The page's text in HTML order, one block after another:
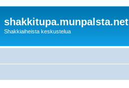
shakkitupa.munpalsta.net
Shakkiaiheista keskustelua